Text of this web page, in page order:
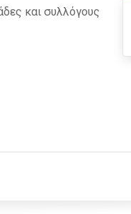
και συλλόγους